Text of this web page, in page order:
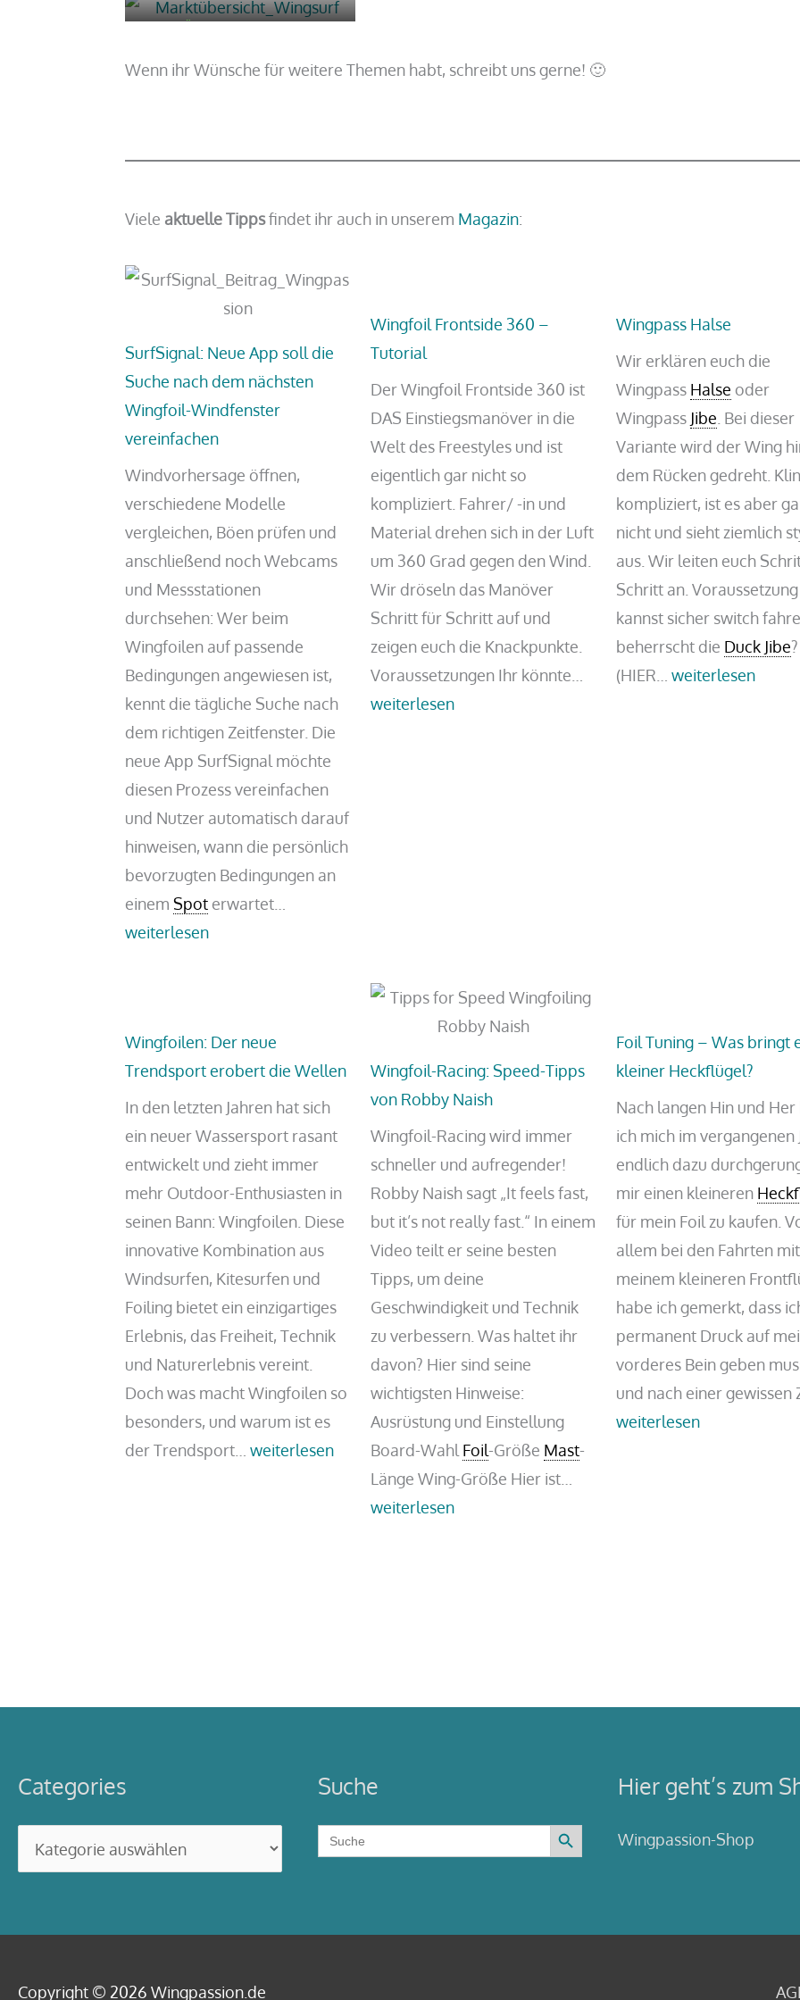
MANÖVER
FORTGESCHRI
MARKTÜBERSICHT: WINGSURF- &
Wenn ihr Wünsche für weitere Themen habt, schreibt uns gerne! 🙂
Viele aktuelle Tippsfindet ihr auch in unserem Magazin:
SurfSignal: Neue App soll die
Suche nach dem nächsten
Wingfoil-Windfenster
vereinfachen
Windvorhersage öffnen,
verschiedene Modelle
vergleichen, Böen prüfen und
anschließend noch Webcams
und Messstationen
durchsehen: Wer beim
Wingfoilen auf passende
Bedingungen angewiesen ist,
kennt die tägliche Suche nach
dem richtigen Zeitfenster. Die
neue App SurfSignal möchte
diesen Prozess vereinfachen
und Nutzer automatisch darauf
hinweisen, wann die persönlich
bevorzugten Bedingungen an
einemSpot erwartet…
nach
dem
nächsten
Wingfoil-
Windfenster
vereinfachen
weiterlesen
Wingfoil Frontside 360 –
Tutorial
Der Wingfoil Frontside 360 ist
DAS Einstiegsmanöver in die
Welt des Freestyles und ist
eigentlich gar nicht so
kompliziert. Fahrer/ -in und
Material drehen sich in der Luft
um 360 Grad gegen den Wind.
Wir dröseln das Manöver
Schritt für Schritt auf und
zeigen euch die Knackpunkte.
Voraussetzungen Ihr könnte…
Wingfoil
weiterlesen
Wingpass Halse
Wir erklären euch die
Wingpass Halse oder
Wingpass Jibe . Bei dieser
Variante wird der Wing
dem Rücken gedreht.
kompliziert, ist es aber
nicht und sieht ziemlich
aus. Wir leiten euch
Schritt an.
kannst sicher switch
beherrscht die Duck Jibe?
(HIER…Wingpass
weiterlesen
Wingfoilen: Der neue
Trendsport erobert die Wellen
In den letzten Jahren hat sich
ein neuer Wassersport rasant
entwickelt und zieht immer
mehr Outdoor-Enthusiasten in
seinen Bann: Wingfoilen. Diese
innovative Kombination aus
Windsurfen, Kitesurfen und
Foiling bietet ein einzigartiges
Erlebnis, das Freiheit, Technik
und Naturerlebnis vereint.
Doch was macht Wingfoilen so
besonders, und warum ist es
der Trendsport…Wingfoilen:
weiterlesen
Wingfoil-Racing: Speed-Tipps
von Robby Naish
Wingfoil-Racing wird immer
schneller und aufregender!
Robby Naish sagt „It feels fast,
but it’s not really fast.“ In einem
Video teilt er seine besten
Tipps, um deine
Geschwindigkeit und Technik
zu verbessern. Was haltet ihr
davon? Hier sind seine
wichtigsten Hinweise:
Ausrüstung und Einstellung
Board-Wahl Foil-Größe Mast-
Länge Wing-Größe Hier ist…
weiterlesen
Foil Tuning – Was bringt
kleiner Heckflügel?
Nach langen Hin und Her
ich mich im vergangenen
endlich dazu
mir einen kleineren
für mein Foil zu kaufen.
allem bei den Fahrten mit
meinem kleineren
habe ich gemerkt, dass
permanent Druck auf
vorderes Bein geben
und nach einer gewissen
weiterlesen
Categories Suche
Search
for:
Search Button
Hier geht’s zum
Wingpassion-Shop
Copyright © 2026 Wingpassion.de